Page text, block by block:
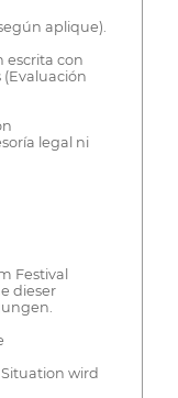
aplique).
escrita con
(Evaluación
legal ni
Festival
dieser
wird